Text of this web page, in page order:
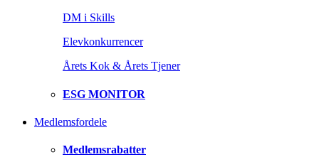
DM i Skills
Elevkonkurrencer
Årets Kok & Årets Tjener
ESG MONITOR
Medlemsfordele
Medlemsrabatter